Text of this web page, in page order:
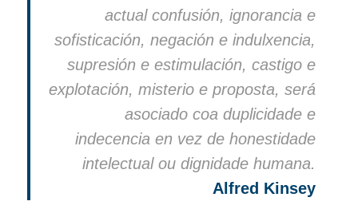
actual confusión, ignorancia e
sofisticación, negación e indulxencia,
supresión e estimulación, castigo e
explotación, misterio e proposta, será
asociado coa duplicidade e
indecencia en vez de honestidade
intelectual ou dignidade humana.
Alfred Kinsey